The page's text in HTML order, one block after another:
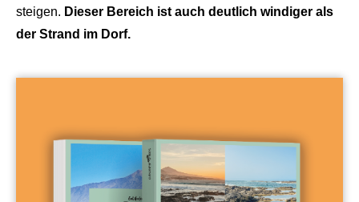
steigen. Dieser Bereich ist auch deutlich windiger als
der Strand im Dorf.